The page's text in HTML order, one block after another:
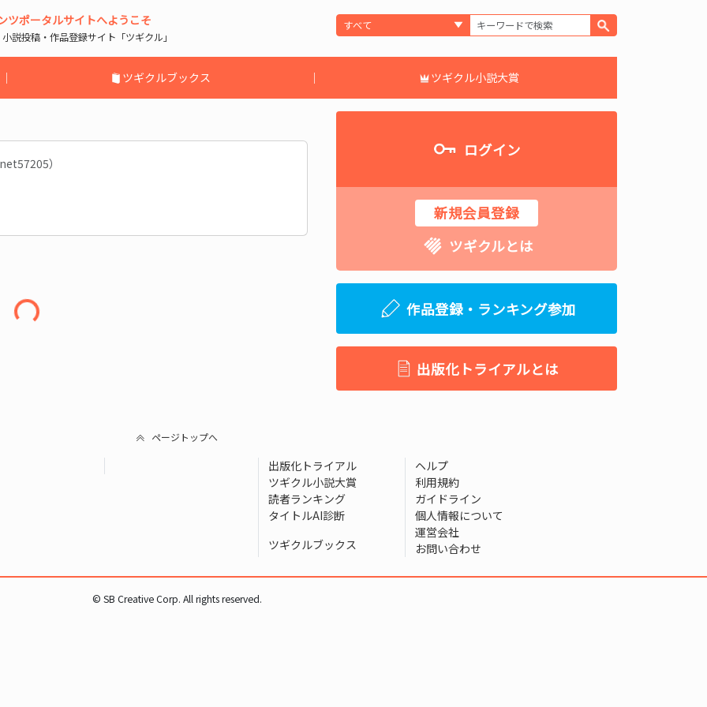
ツポータルサイトへようこそ
説投稿・作品登録サイト「ツギクル」
｜ ツギクルブックス ｜ ツギクル小説大賞
）
...
ログイン
新規会員登録
ツギクルとは
作品登録・ランキング参加
出版化トライアルとは
ページトップへ
出版化トライアル
ツギクル小説大賞
読者ランキング
タイトルAI診断
ツギクルブックス
ヘルプ
利用規約
ガイドライン
個人情報について
運営会社
お問い合わせ
© SB Creative Corp. All rights reserved.